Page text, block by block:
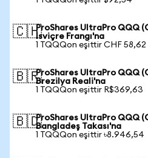
🇨🇭ProShares UltraPro QQQ
İsviçre Frangı'na
1 TQQQon eşittir CHF 58,62
🇧🇷ProShares UltraPro QQQ
Brezilya Reali'na
1 TQQQon eşittir R$369,63
🇧🇩ProShares UltraPro QQQ
Bangladeş Takası'na
1 TQQQon eşittir ৳8.946,54